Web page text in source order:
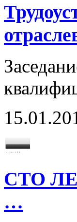
СТО
…